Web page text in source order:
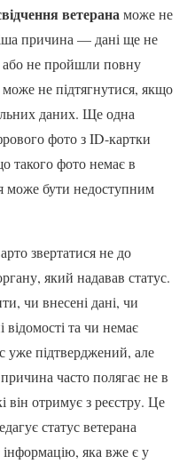
ветеранаможе не
причина — дані ще не
або не пройшли повну
не підтягнутися, якщо
даних. Ще одна
фото з ID-картки
такого фото немає в
може бути недоступним
звертатися не до
який надавав статус.
чи внесені дані, чи
відомості та чи немає
уже підтверджений, але
часто полягає не в
він отримує з реєстру. Це
статус ветерана
яка вже є у